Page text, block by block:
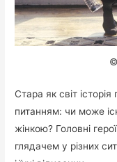
Стара як світ
питанням: чи може
жінкою? Головні
глядачем у різних